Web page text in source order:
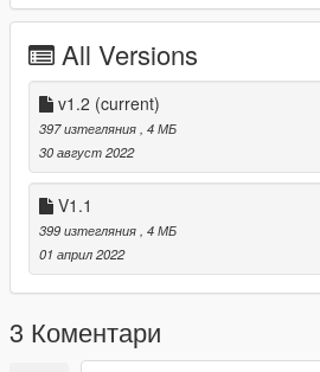
All Versions
v1.2 (current)
397 изтегляния , 4 МБ
30 август 2022
V1.1
399 изтегляния , 4 МБ
01 април 2022
3 Коментари